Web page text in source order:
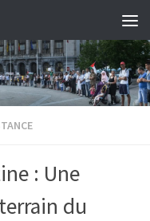
: Une
du